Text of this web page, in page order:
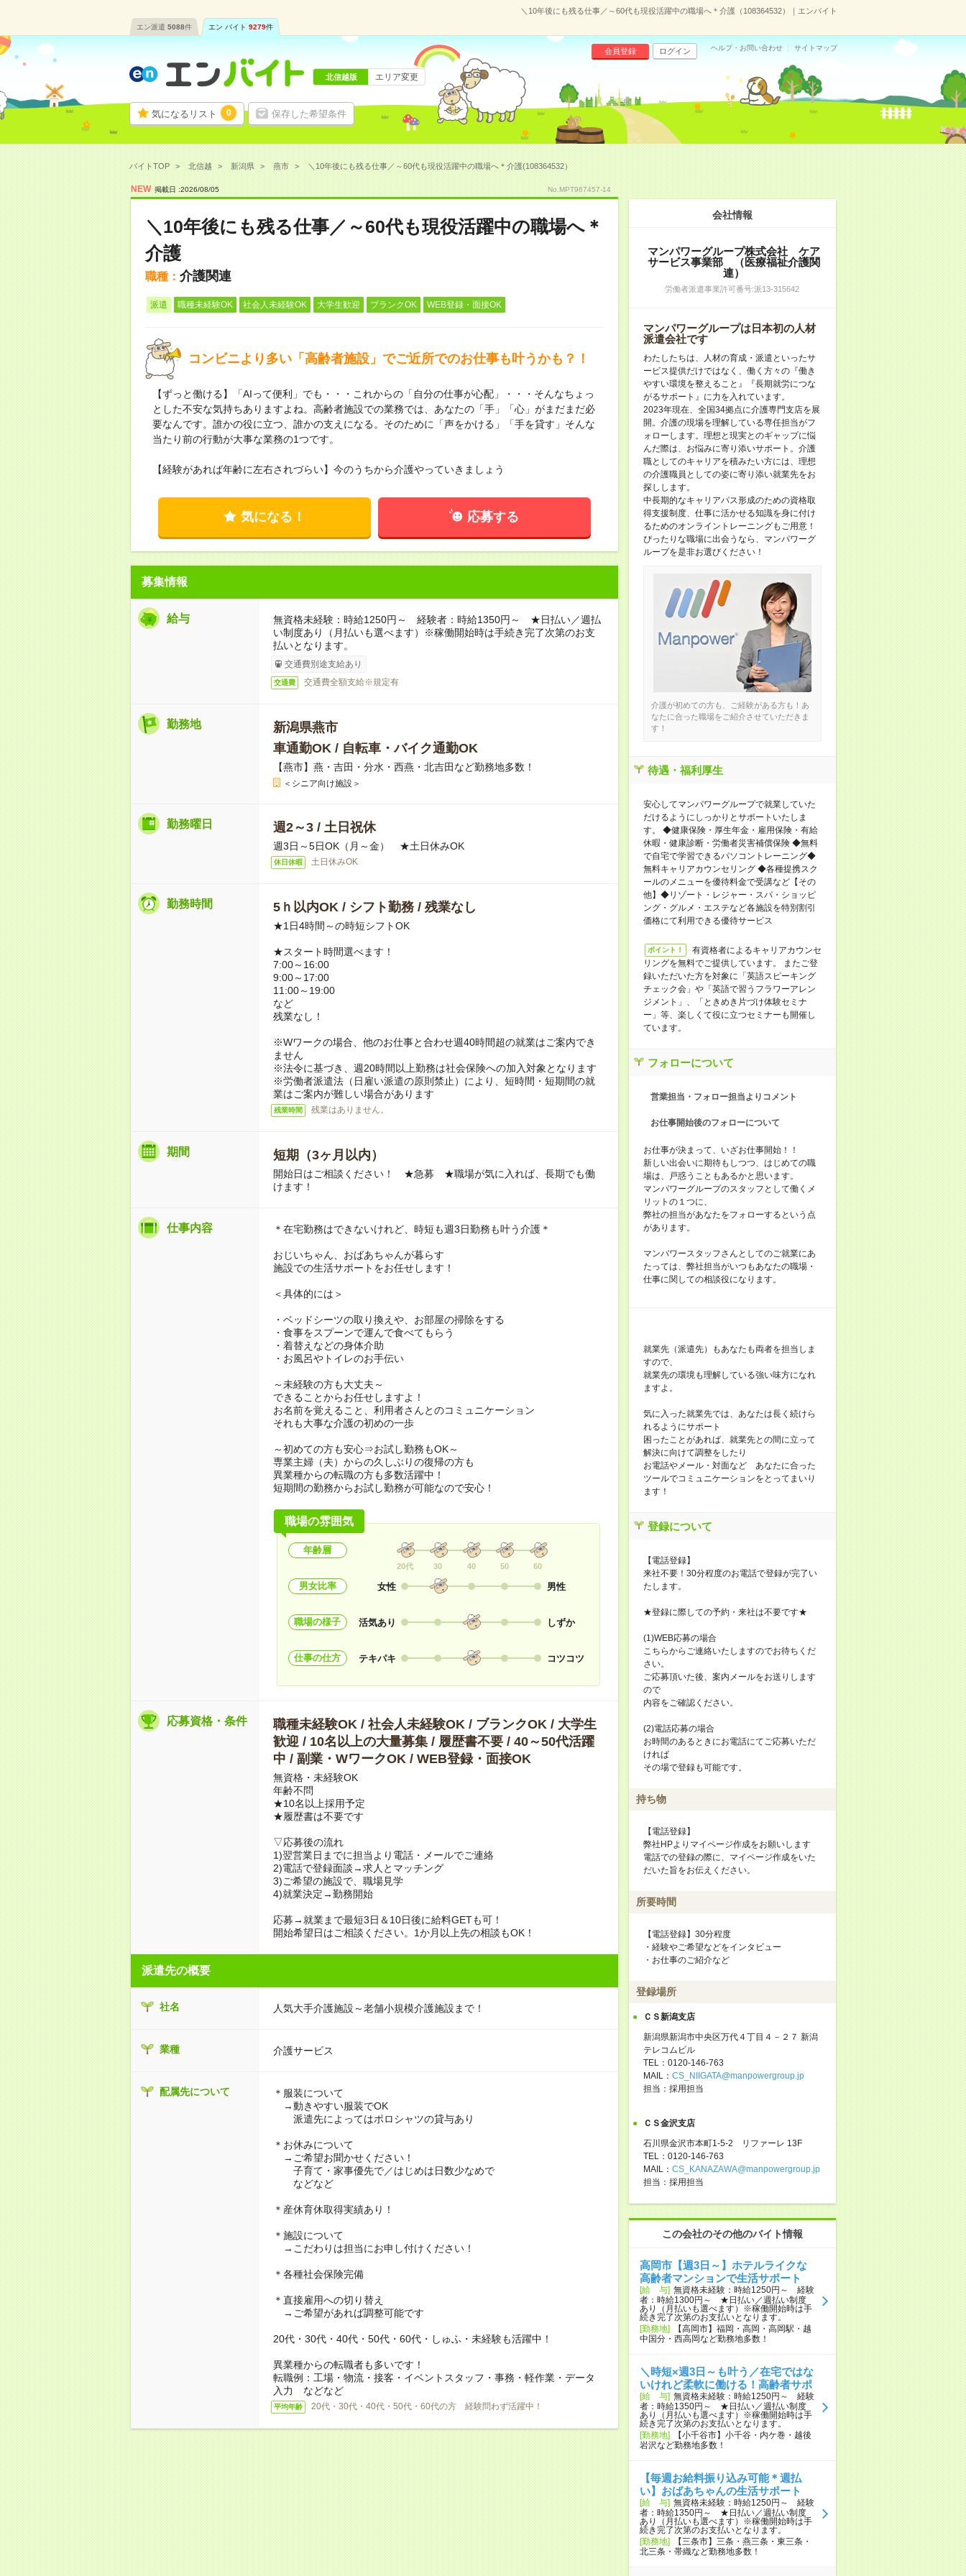
＼10年後にも残る仕事／～60代も現役活躍中の職場へ＊介護（108364532）｜エンバイト
エン派遣 5088件 エン バイト 9279件
気になるリスト 0 保存した希望条件
会員登録 ログイン ヘルプ・お問い合わせ サイトマップ
北信越版 エリア変更
バイトTOP 北信越 新潟県 燕市 ＼10年後にも残る仕事／～60代も現役活躍中の職場へ＊介護(108364532）
NEW 掲載日 :2026/08/05 No.MPT967457-14
＼10年後にも残る仕事／～60代も現役活躍中の職場へ＊
介護
職種： 介護関連
派遣 職種未経験OK 社会人未経験OK 大学生歓迎 ブランクOK WEB登録・面接OK
コンビニより多い「高齢者施設」でご近所でのお仕事も叶うかも？！
【ずっと働ける】「AIって便利」でも・・・これからの「自分の仕事が心配」・・・そんなちょっ
とした不安な気持ちありますよね。高齢者施設での業務では、あなたの「手」「心」がまだまだ必
要なんです。誰かの役に立つ、誰かの支えになる。そのために「声をかける」「手を貸す」そんな
当たり前の行動が大事な業務の1つです。
【経験があれば年齢に左右されづらい】今のうちから介護やっていきましょう
気になる！ 応募する
募集情報
給与
無資格未経験：時給1250円～ 経験者：時給1350円～ ★日払い／週払
い制度あり（月払いも選べます）※稼働開始時は手続き完了次第のお支
払いとなります。
交通費別途支給あり
交通費 交通費全額支給※規定有
勤務地
新潟県燕市
車通勤OK / 自転車・バイク通勤OK
【燕市】燕・吉田・分水・西燕・北吉田など勤務地多数！
＜シニア向け施設＞
勤務曜日 週2～3 / 土日祝休
週3日～5日OK（月～金） ★土日休みOK
休日休暇 土日休みOK
勤務時間 5ｈ以内OK / シフト勤務 / 残業なし
★1日4時間～の時短シフトOK
★スタート時間選べます！
7:00～16:00
9:00～17:00
11:00～19:00
など
残業なし！
※Wワークの場合、他のお仕事と合わせ週40時間超の就業はご案内でき
ません
※法令に基づき、週20時間以上勤務は社会保険への加入対象となります
※労働者派遣法（日雇い派遣の原則禁止）により、短時間・短期間の就
業はご案内が難しい場合があります
残業時間 残業はありません。
期間 短期（3ヶ月以内）
開始日はご相談ください！ ★急募 ★職場が気に入れば、長期でも働
けます！
仕事内容 ＊在宅勤務はできないけれど、時短も週3日勤務も叶う介護＊
おじいちゃん、おばあちゃんが暮らす
施設での生活サポートをお任せします！
＜具体的には＞
・ベッドシーツの取り換えや、お部屋の掃除をする
・食事をスプーンで運んで食べてもらう
・着替えなどの身体介助
・お風呂やトイレのお手伝い
～未経験の方も大丈夫～
できることからお任せしますよ！
お名前を覚えること、利用者さんとのコミュニケーション
それも大事な介護の初めの一歩
～初めての方も安心⇒お試し勤務もOK～
専業主婦（夫）からの久しぶりの復帰の方も
異業種からの転職の方も多数活躍中！
短期間の勤務からお試し勤務が可能なので安心！
職場の雰囲気
年齢層
20代 30 40 50 60
男女比率 女性 男性
職場の様子 活気あり しずか
仕事の仕方 テキパキ コツコツ
応募資格・条件
職種未経験OK / 社会人未経験OK / ブランクOK / 大学生
歓迎 / 10名以上の大量募集 / 履歴書不要 / 40～50代活躍
中 / 副業・WワークOK / WEB登録・面接OK
無資格・未経験OK
年齢不問
★10名以上採用予定
★履歴書は不要です
▽応募後の流れ
1)翌営業日までに担当より電話・メールでご連絡
2)電話で登録面談→求人とマッチング
3)ご希望の施設で、職場見学
4)就業決定→勤務開始
応募→就業まで最短3日＆10日後に給料GETも可！
開始希望日はご相談ください。1か月以上先の相談もOK！
派遣先の概要
社名 人気大手介護施設～老舗小規模介護施設まで！
業種 介護サービス
配属先について
＊服装について
→動きやすい服装でOK
派遣先によってはポロシャツの貸与あり
＊お休みについて
→ご希望お聞かせください！
子育て・家事優先で／はじめは日数少なめで
などなど
＊産休育休取得実績あり！
＊施設について
→こだわりは担当にお申し付けください！
＊各種社会保険完備
＊直接雇用への切り替え
→ご希望があれば調整可能です
20代・30代・40代・50代・60代・しゅふ・未経験も活躍中！
異業種からの転職者も多いです！
転職例：工場・物流・接客・イベントスタッフ・事務・軽作業・データ
入力 などなど
平均年齢 20代・30代・40代・50代・60代の方 経験問わず活躍中！
会社情報
マンパワーグループ株式会社 ケア
サービス事業部 （医療福祉介護関
連）
労働者派遣事業許可番号:派13-315642
マンパワーグループは⽇本初の⼈材
派遣会社です
わたしたちは、人材の育成・派遣といったサ
ービス提供だけではなく、働く方々の『働き
やすい環境を整えること』『長期就労につな
がるサポート』に力を入れています。
2023年現在、全国34拠点に介護専門支店を展
開。介護の現場を理解している専任担当がフ
ォローします。理想と現実とのギャップに悩
んだ際は、お悩みに寄り添いサポート。介護
職としてのキャリアを積みたい方には、理想
の介護職員としての姿に寄り添い就業先をお
探しします。
中長期的なキャリアパス形成のための資格取
得支援制度、仕事に活かせる知識を身に付け
るためのオンライントレーニングもご用意！
ぴったりな職場に出会うなら、マンパワーグ
ループを是非お選びください！
介護が初めての方も、ご経験がある方も！あ
なたに合った職場をご紹介させていただきま
す！
待遇・福利厚生
安⼼してマンパワーグループで就業していた
だけるようにしっかりとサポートいたしま
す。 ◆健康保険・厚⽣年⾦・雇⽤保険・有給
休暇・健康診断・労働者災害補償保険 ◆無料
で⾃宅で学習できるパソコントレーニング◆
無料キャリアカウンセリング ◆各種提携スク
ールのメニューを優待料⾦で受講など【その
他】◆リゾート・レジャー・スパ・ショッピ
ング・グルメ・エステなど各施設を特別割引
価格にて利⽤できる優待サービス
ポイント！
有資格者によるキャリアカウンセ
リングを無料でご提供しています。 またご登
録いただいた⽅を対象に「英語スピーキング
チェック会」や「英語で習うフラワーアレン
ジメント」、「ときめき⽚づけ体験セミナ
ー」等、楽しくて役に⽴つセミナーも開催し
ています。
フォローについて
営業担当・フォロー担当よりコメント
お仕事開始後のフォローについて
お仕事が決まって、いざお仕事開始！！
新しい出会いに期待もしつつ、はじめての職
場は、戸惑うこともあるかと思います。
マンパワーグループのスタッフとして働くメ
リットの１つに、
弊社の担当があなたをフォローするという点
があります。
マンパワースタッフさんとしてのご就業にあ
たっては、弊社担当がいつもあなたの職場・
仕事に関しての相談役になります。
就業先（派遣先）もあなたも両者を担当しま
すので、
就業先の環境も理解している強い味方になれ
ますよ。
気に入った就業先では、あなたは長く続けら
れるようにサポート
困ったことがあれば、就業先との間に立って
解決に向けて調整をしたり
お電話やメール・対面など あなたに合った
ツールでコミュニケーションをとってまいり
ます！
登録について
【電話登録】
来社不要！30分程度のお電話で登録が完了い
たします。
★登録に際しての予約・来社は不要です★
(1)WEB応募の場合
こちらからご連絡いたしますのでお待ちくだ
さい。
ご応募頂いた後、案内メールをお送りします
ので
内容をご確認ください。
(2)電話応募の場合
お時間のあるときにお電話にてご応募いただ
ければ
その場で登録も可能です。
持ち物
【電話登録】
弊社HPよりマイページ作成をお願いします
電話での登録の際に、マイページ作成をいた
だいた旨をお伝えください。
所要時間
【電話登録】30分程度
・経験やご希望などをインタビュー
・お仕事のご紹介など
登録場所
ＣＳ新潟支店
新潟県新潟市中央区万代４丁目４－２７ 新潟
テレコムビル
TEL：0120-146-763
MAIL： CS_NIIGATA@manpowergroup.jp
担当：採⽤担当
ＣＳ金沢支店
石川県金沢市本町1-5-2 リファーレ 13F
TEL：0120-146-763
MAIL： CS_KANAZAWA@manpowergroup.jp
担当：採用担当
この会社のその他のバイト情報
高岡市【週3日～】ホテルライクな
高齢者マンションで生活サポート
[給 与] 無資格未経験：時給1250円～ 経験
者：時給1300円～ ★日払い／週払い制度
あり（月払いも選べます）※稼働開始時は手
続き完了次第のお支払いとなります。
[勤務地]
【高岡市】福岡・高岡・高岡駅・越
中国分・西高岡など勤務地多数！
＼時短×週3日～も叶う／在宅ではな
いけれど柔軟に働ける！高齢者サポ
[給 与] 無資格未経験：時給1250円～ 経験
者：時給1350円～ ★日払い／週払い制度
あり（月払いも選べます）※稼働開始時は手
続き完了次第のお支払いとなります。
[勤務地]
【小千谷市】小千谷・内ケ巻・越後
岩沢など勤務地多数！
【毎週お給料振り込み可能＊週払
い】おばあちゃんの生活サポート
[給 与] 無資格未経験：時給1250円～ 経験
者：時給1350円～ ★日払い／週払い制度
あり（月払いも選べます）※稼働開始時は手
続き完了次第のお支払いとなります。
[勤務地]
【三条市】三条・燕三条・東三条・
北三条・帯織など勤務地多数！